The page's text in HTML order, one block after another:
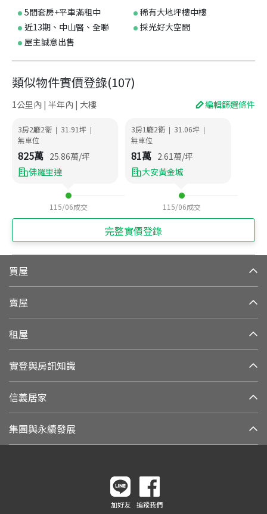
5間套房+平車滿租中
稀有大地坪樓中樓
近13期、中山醫、全聯
採光好大空間
屋主誠意出售
類似物件實價登錄(107)
1公里內 | 半年內 | 大樓 編輯篩選條件
3房2廳2衛 | 31.91坪 |
無車位
825萬 25.86萬/坪
佛羅里達
115/06成交
3房1廳2衛 | 31.06坪 |
無車位
81萬 2.61萬/坪
大安黃金城
115/06成交
完整實價登錄
買屋
賣屋
租屋
實登與房訊知識
信義居家
集團與永續發展
加好友 追蹤我們